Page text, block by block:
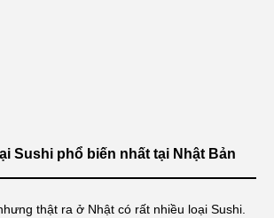
Sushi phổ biến nhất tại Nhật Bản
thật ra ở Nhật có rất nhiều loại Sushi.